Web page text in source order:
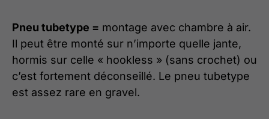
Pneu tubetype = montage avec chambre à air.
Il peut être monté sur n’importe quelle jante,
hormis sur celle « hookless » (sans crochet) ou
c’est fortement déconseillé. Le pneu tubetype
est assez rare en gravel.